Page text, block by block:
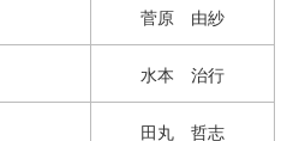
菅原 由紗
水本 治行
田丸 哲志